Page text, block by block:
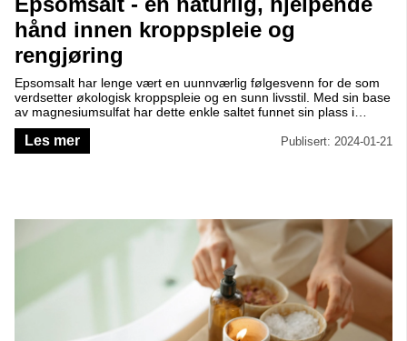
hånd innen kroppspleie og
rengjøring
Epsomsalt har lenge vært en uunnværlig følgesvenn for de som
verdsetter økologisk kroppspleie og en sunn livsstil. Med sin base
av magnesiumsulfat har dette enkle saltet funnet sin plass i
hjemmet for avslappende bad, men bruksområdene strekker seg
langt utover det.
Les mer Publisert: 2024-01-21